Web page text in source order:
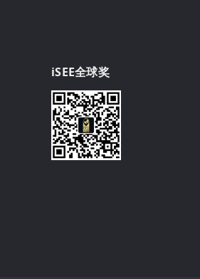
iSEE全球奖